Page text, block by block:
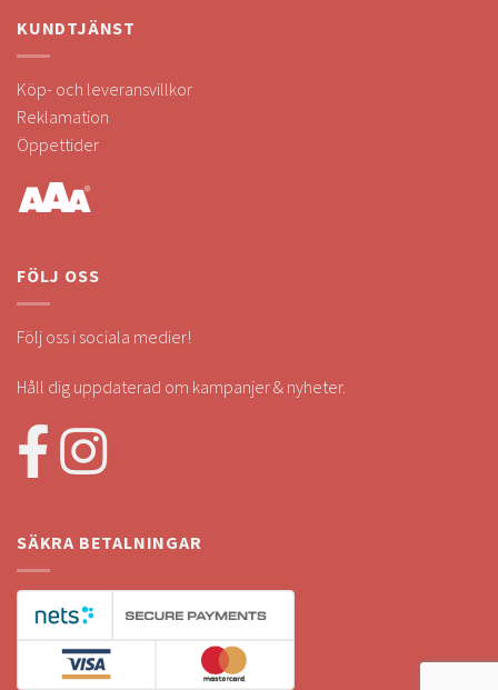
KUNDTJÄNST
Köp- och leveransvillkor
Reklamation
Öppettider
FÖLJ OSS
Följ oss i sociala medier!
Håll dig uppdaterad om kampanjer & nyheter.
SÄKRA BETALNINGAR